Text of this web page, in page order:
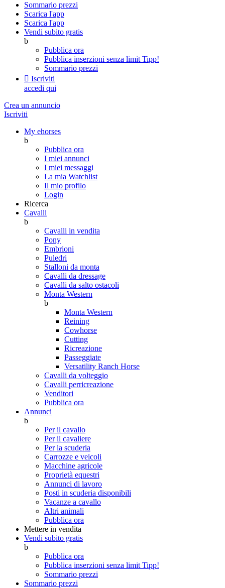
Sommario prezzi
Scarica l'app
Scarica l'app
Vendi subito gratis
b
Pubblica ora
Pubblica inserzioni senza limit Tipp!
Sommario prezzi
 Iscriviti
accedi qui
Crea un annuncio
Iscriviti
My ehorses
b
Pubblica ora
I miei annunci
I miei messaggi
La mia Watchlist
Il mio profilo
Login
Ricerca
Cavalli
b
Cavalli in vendita
Pony
Embrioni
Puledri
Stalloni da monta
Cavalli da dressage
Cavalli da salto ostacoli
Monta Western
b
Monta Western
Reining
Cowhorse
Cutting
Ricreazione
Passeggiate
Versatility Ranch Horse
Cavalli da volteggio
Cavalli perricreazione
Venditori
Pubblica ora
Annunci
b
Per il cavallo
Per il cavaliere
Per la scuderia
Carrozze e veicoli
Macchine agricole
Proprietà equestri
Annunci di lavoro
Posti in scuderia disponibili
Vacanze a cavallo
Altri animali
Pubblica ora
Mettere in vendita
Vendi subito gratis
b
Pubblica ora
Pubblica inserzioni senza limit Tipp!
Sommario prezzi
Sommario prezzi